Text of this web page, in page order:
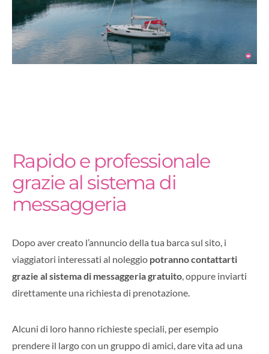
Rapido e professionale
grazie al sistema di
messaggeria
Dopo aver creato l’annuncio della tua barca sul sito, i
viaggiatori interessati al noleggio potranno contattarti
grazie al sistema di messaggeria gratuito, oppure inviarti
direttamente una richiesta di prenotazione.
Alcuni di loro hanno richieste speciali, per esempio
prendere il largo con un gruppo di amici, dare vita ad una